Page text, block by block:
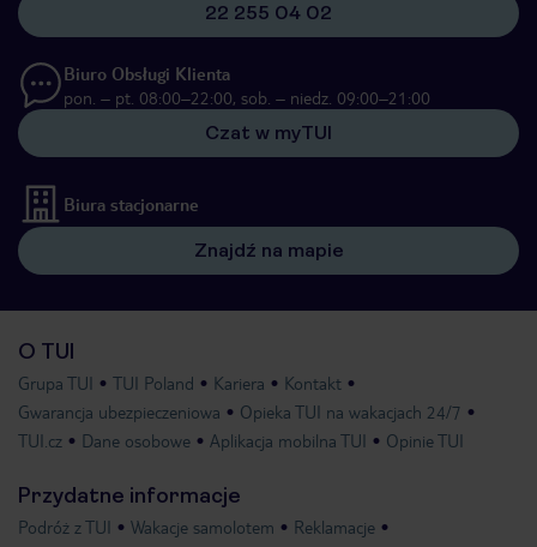
22 255 04 02
Biuro Obsługi Klienta
pon. – pt. 08:00–22:00, sob. – niedz. 09:00–21:00
Czat w myTUI
Biura stacjonarne
Znajdź na mapie
O TUI
Grupa TUI TUI Poland Kariera
Kontakt
Gwarancja ubezpieczeniowa
Opieka TUI na wakacjach 24/7
TUI.cz
Dane osobowe Aplikacja mobilna TUI Opinie TUI
Przydatne informacje
Podróż z TUI Wakacje samolotem
Reklamacje